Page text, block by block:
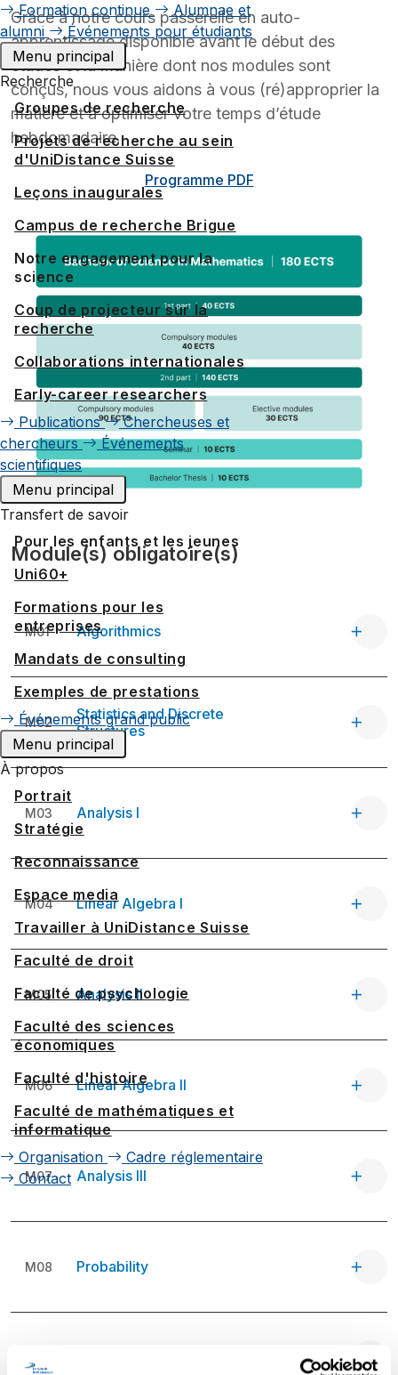
Formation continue
Alumnae et
alumni
Événements pour étudiants
Menu principal
Recherche
Groupes de recherche
Projets de recherche au sein
d'UniDistance Suisse
Leçons inaugurales
Campus de recherche Brigue
Notre engagement pour la
science
Coup de projecteur sur la
recherche
Collaborations internationales
Early-career researchers
Publications
Chercheuses et
chercheurs
Événements
scientifiques
Menu principal
Transfert de savoir
Pour les enfants et les jeunes
Uni60+
Formations pour les
entreprises
Mandats de consulting
Exemples de prestations
Événements grand public
Menu principal
À propos
Portrait
Stratégie
Reconnaissance
Espace media
Travailler à UniDistance Suisse
Faculté de droit
Faculté de psychologie
Faculté des sciences
économiques
Faculté d'histoire
Faculté de mathématiques et
informatique
Organisation
Cadre réglementaire
Contact
Grâce à notre cours passerelle en auto-
apprentissage disponible avant le début des
études et la manière dont nos modules sont
conçus, nous vous aidons à vous (ré)approprier la
matière et à optimiser votre temps d’étude
hebdomadaire.
Programme PDF
Module(s) obligatoire(s)
M01 Algorithmics
M02
Statistics and Discrete
Structures
M03 Analysis I
M04 Linear Algebra I
M05 Analysis II
M06 Linear Algebra II
M07 Analysis III
M08 Probability